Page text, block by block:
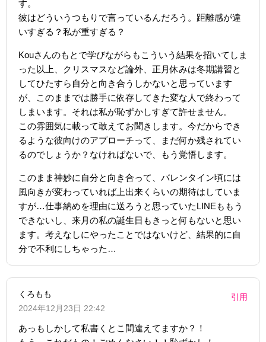
す。
彼はどういうつもりで言っているんだろう。距離感が違
いすぎる？私が重すぎる？
Kouさんのもとで学びながらもこういう結果を招いてしま
った以上、クリスマスなど論外、正月休みは冬期講習と
してひたすら自分と向き合うしかないと思っています
が、このままでは勝手に依存してきた変な人で終わって
しまいます。それは私が恥ずかしすぎて許せません。
この雰囲気に載って敢えてお聞きします。今だからでき
るような彼向けのアプローチって、まだ何か残されてい
るのでしょうか？なければないで、もう覚悟します。
このまま神妙に自分と向き合って、バレンタイン頃には
風向きが変わっていれば上出来くらいの期待はしていま
すが…仕事納めを理由に送ろうと思っていたLINEももう
できないし、来月の私の誕生日もきっと何もないと思い
ます。考えなしにやったことではないけど、結果的に自
分で不利にしちゃった…
くろもも
2024年12月23日 22:42
引用
あっもしかして私書くとこ間違えてますか？！